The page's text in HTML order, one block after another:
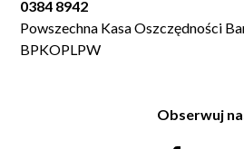
0384 8942
Powszechna Kasa Oszczędności
BPKOPLPW
Obserwuj